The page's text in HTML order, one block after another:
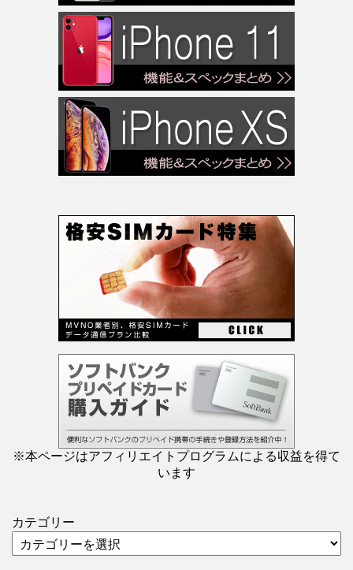
※本ページはアフィリエイトプログラムによる収益を得て
います
カテゴリー